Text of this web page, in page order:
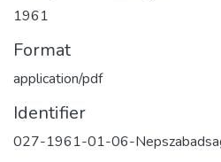
1961
Format
application/pdf
Identifier
027-1961-01-06-